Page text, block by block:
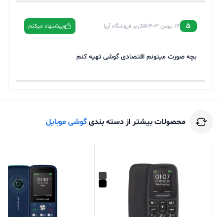
5 13 بهمن 1403 کاربر فروشگاه آریا پیشنهاد میکنم
بچه صورت میتونم اقتصادی گوشی تهیه کنم
محصولات بیشتر از دسته بندیگوشی موبایل